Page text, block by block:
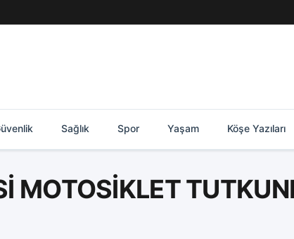
Sağlık Spor Yaşam Köşe Yazıları
MOTOSİKLET